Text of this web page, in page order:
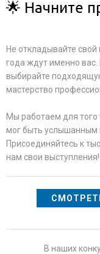
🌟 Начните
Не откладывайте свой
года ждут именно
выбирайте
мастерство
Мы работаем для
мог быть услышанным
Присоединяйтесь к
нам свои выступления!
В наших